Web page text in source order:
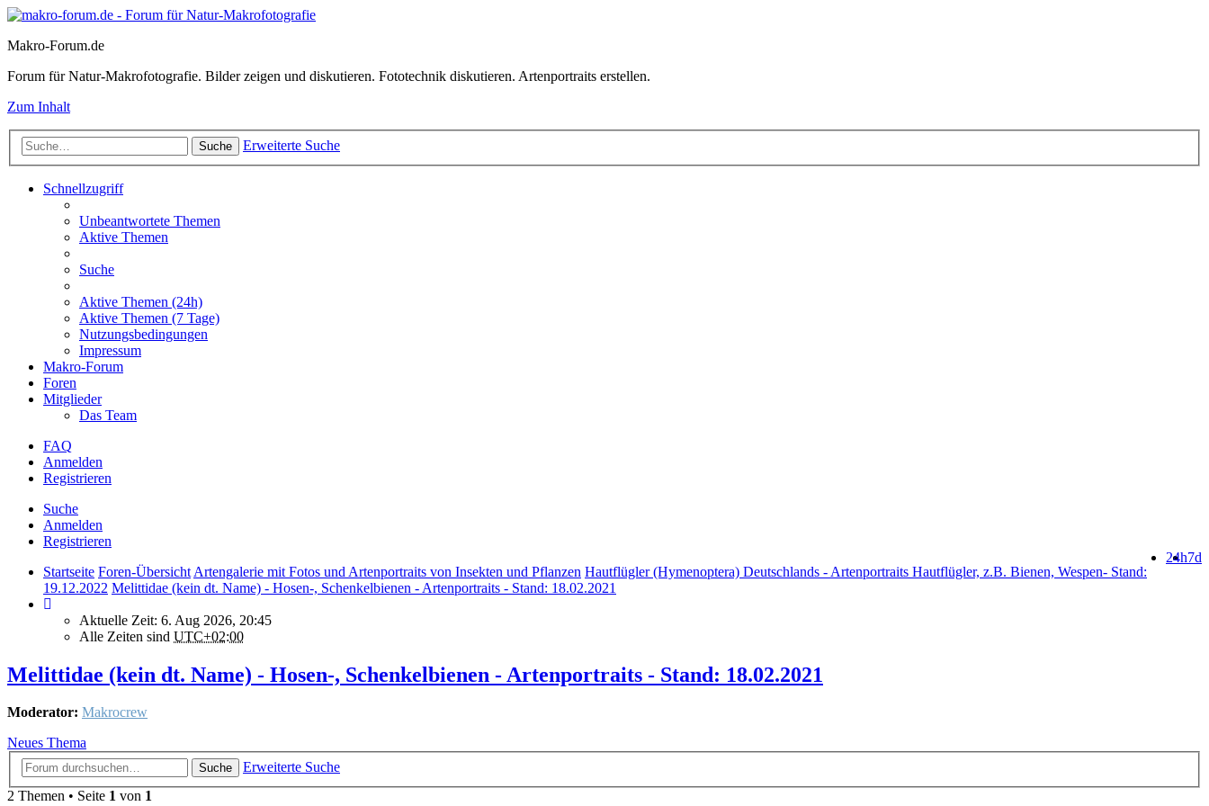
Makro-Forum.de
Forum für Natur-Makrofotografie. Bilder zeigen und diskutieren. Fototechnik diskutieren. Artenportraits erstellen.
Zum Inhalt
Suche Erweiterte Suche
Schnellzugriff
Unbeantwortete Themen
Aktive Themen
Suche
Aktive Themen (24h)
Aktive Themen (7 Tage)
Nutzungsbedingungen
Impressum
Makro-Forum
Foren
Mitglieder
Das Team
FAQ
Anmelden
Registrieren
Suche
Anmelden
Registrieren
7d
24h
Startseite Foren-Übersicht Artengalerie mit Fotos und Artenportraits von Insekten und Pflanzen Hautflügler (Hymenoptera) Deutschlands - Artenportraits Hautflügler, z.B. Bienen, Wespen- Stand:
19.12.2022 Melittidae (kein dt. Name) - Hosen-, Schenkelbienen - Artenportraits - Stand: 18.02.2021
Aktuelle Zeit: 6. Aug 2026, 20:45
Alle Zeiten sind UTC+02:00
Melittidae (kein dt. Name) - Hosen-, Schenkelbienen - Artenportraits - Stand: 18.02.2021
Moderator: Makrocrew
Neues Thema
Suche
Erweiterte Suche
2 Themen • Seite 1 von 1